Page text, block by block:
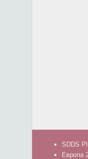
SDDS
Европа